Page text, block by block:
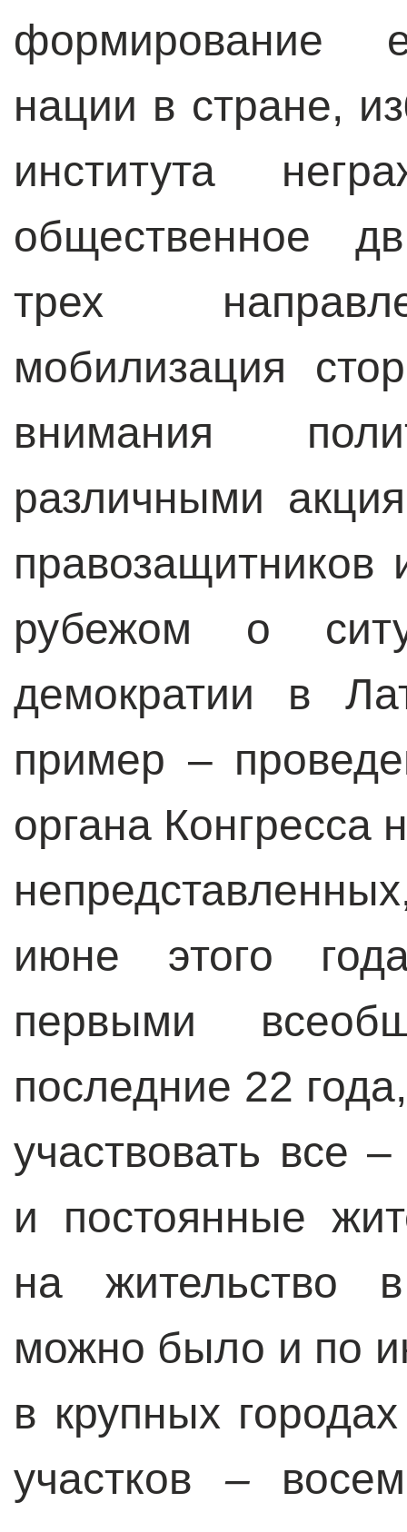
формирование
нации в стране,
института
общественное
трех
мобилизация
внимания
различными
рубежом о
демократии в
пример –
органа Конгресса
июне этого
первыми
последние 22
участвовать все
и постоянные
на жительство
можно было и по
в крупных
участков–